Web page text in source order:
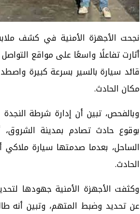
نجحت الأجهزة الأمنية في كشف
أثارت تفاعلًا واسعًا على مواقع
قائد سيارة بالسير بسرعة كبيرة
مكان الحادث.
بوقوع حادث تصادم بمدينة
الساحل، بعدما صدمتها سيارة ملاكي
الحادث.
وكثفت الأجهزة الأمنية جهودها
عن تحديد وضبط المتهم، وتبين أنه